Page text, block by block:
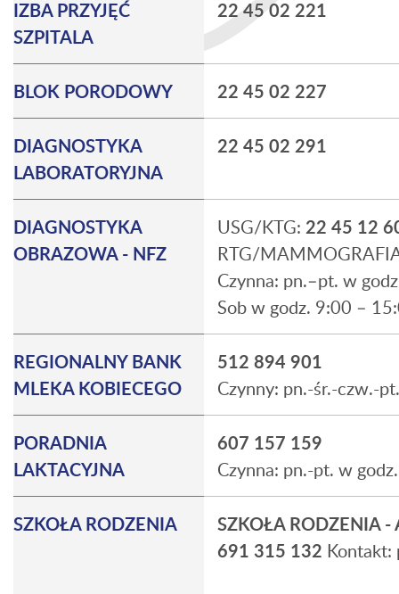
IZBA PRZYJĘĆ
SZPITALA
22 45 02 221
BLOK PORODOWY 22 45 02 227
DIAGNOSTYKA
LABORATORYJNA
22 45 02 291
DIAGNOSTYKA
OBRAZOWA - NFZ
USG/KTG: 22 45 12
RTG/
Czynna: pn.–pt. w
Sob w godz. 9:00 –
REGIONALNY BANK
MLEKA KOBIECEGO
512 894 901
Czynny: pn.-śr.-czw.-
PORADNIA
LAKTACYJNA
607 157 159
Czynna: pn.-pt. w
SZKOŁA RODZENIA
SZKOŁA RODZENIA
691 315 132